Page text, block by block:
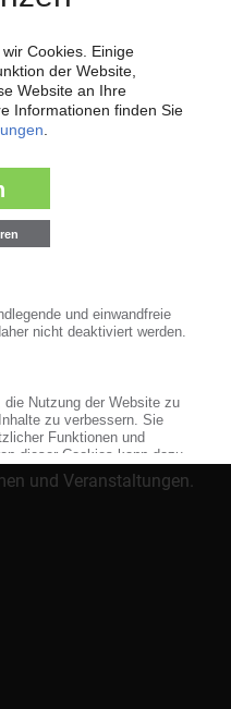
Kunststoffindustrie
seit 1996 die Fach-
"Kunststoffe". Im Fokus
Preisentwicklung für
geeignete
nützlichen Service-
und Veranstaltungen.